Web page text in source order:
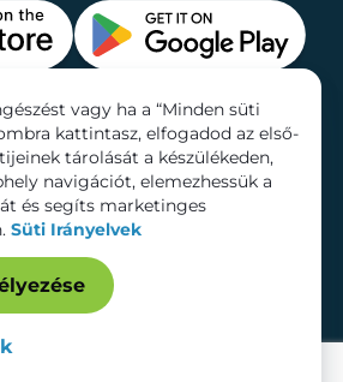
Dokumentumok
vagy ha a “Minden süti
kattintasz, elfogadod az első-
tárolását a készülékeden,
navigációt, elemezhessük a
és segíts marketinges
Süti Irányelvek